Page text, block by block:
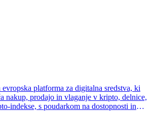
platforma za digitalna sredstva, ki
nakup, prodajo in vlaganje v kripto, delnice,
indekse, s poudarkom na dostopnosti in